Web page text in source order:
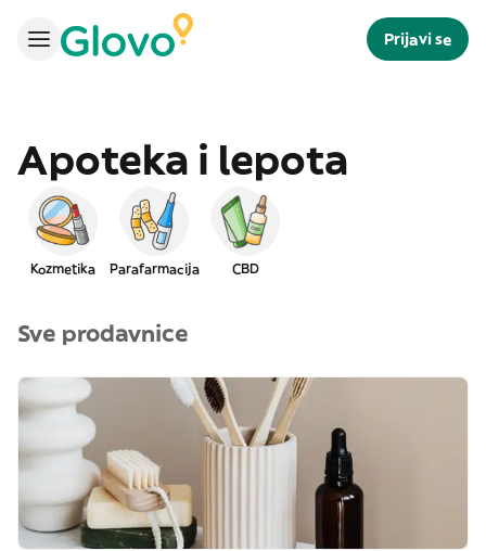
Prijavi se
Apoteka i lepota
Kozmetika Parafarmacija CBD
Sve prodavnice